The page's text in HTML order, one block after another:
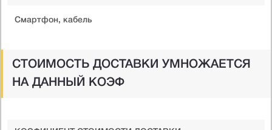
Смартфон, кабель
СТОИМОСТЬ ДОСТАВКИ УМНОЖАЕТСЯ
НА ДАННЫЙ КОЭФ